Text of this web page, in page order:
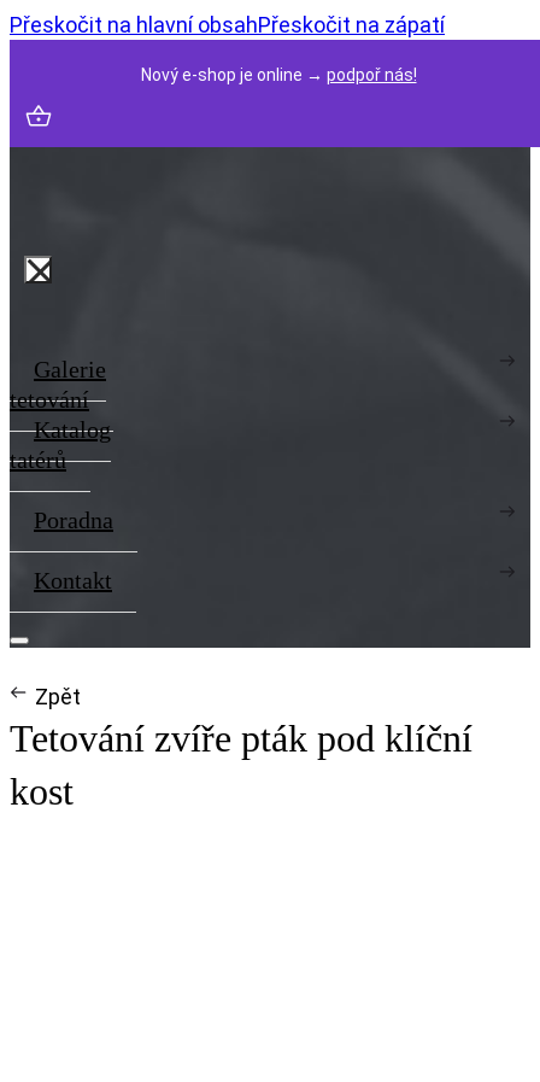
Přeskočit na hlavní obsahPřeskočit na zápatí
Nový e-shop je online → podpoř nás!
Galerie
tetování
Katalog
tatérů
Poradna
Kontakt
Zpět
Tetování zvíře pták pod klíční
kost